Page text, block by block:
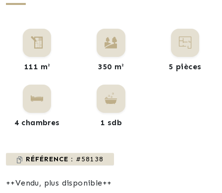
111 m² 350 m² 5 pièces
4 chambres 1 sdb
RÉFÉRENCE : #58138
++Vendu, plus disponible++